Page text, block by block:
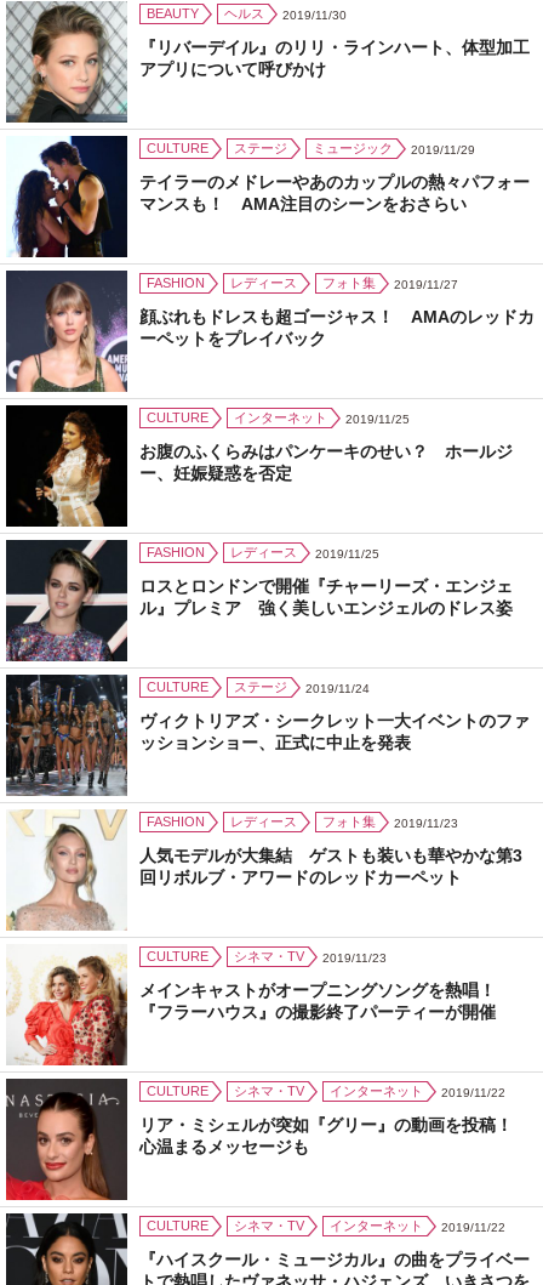
BEAUTY ヘルス 2019/11/30
『リバーデイル』のリリ・ラインハート、体型加工
アプリについて呼びかけ
CULTURE ステージ ミュージック 2019/11/29
テイラーのメドレーやあのカップルの熱々パフォー
マンスも！ AMA注目のシーンをおさらい
FASHION レディース フォト集 2019/11/27
顔ぶれもドレスも超ゴージャス！ AMAのレッドカ
ーペットをプレイバック
CULTURE インターネット 2019/11/25
お腹のふくらみはパンケーキのせい？ ホールジ
ー、妊娠疑惑を否定
FASHION レディース 2019/11/25
ロスとロンドンで開催『チャーリーズ・エンジェ
ル』プレミア 強く美しいエンジェルのドレス姿
CULTURE ステージ 2019/11/24
ヴィクトリアズ・シークレット一大イベントのファ
ッションショー、正式に中止を発表
FASHION レディース フォト集 2019/11/23
人気モデルが大集結 ゲストも装いも華やかな第3
回リボルブ・アワードのレッドカーペット
CULTURE シネマ・TV 2019/11/23
メインキャストがオープニングソングを熱唱！
『フラーハウス』の撮影終了パーティーが開催
CULTURE シネマ・TV インターネット 2019/11/22
リア・ミシェルが突如『グリー』の動画を投稿！
心温まるメッセージも
CULTURE シネマ・TV インターネット 2019/11/22
『ハイスクール・ミュージカル』の曲をプライベー